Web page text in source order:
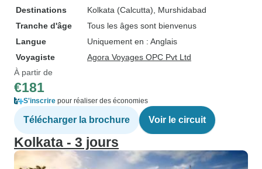
Destinations
Kolkata (Calcutta) , Murshidabad
Tranche d'âge
Tous les âges sont bienvenus
Langue
Uniquement en : Anglais
Voyagiste
Agora Voyages OPC Pvt Ltd
À partir de
€181
S'inscrire pour réaliser des économies
Télécharger la brochure Voir le circuit
Kolkata - 3 jours